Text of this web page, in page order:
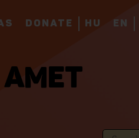
DONATE HU EN
AMET